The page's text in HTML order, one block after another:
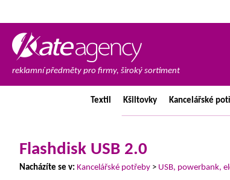
reklamní předměty pro firmy, široký sortiment
Textil Kšiltovky Kancelářské
Flashdisk USB 2.0
Nacházíte se v: Kancelářské potřeby > USB, powerbank,